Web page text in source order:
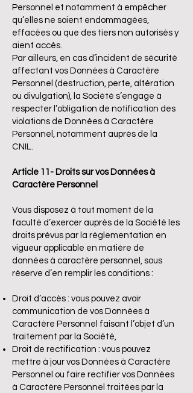
Personnel et notamment à empêcher
qu’elles ne soient endommagées,
effacées ou que des tiers non autorisés y
aient accès.
Par ailleurs, en cas d’incident de sécurité
affectant vos Données à Caractère
Personnel (destruction, perte, altération
ou divulgation), la Société s’engage à
respecter l’obligation de notification des
violations de Données à Caractère
Personnel, notamment auprès de la
CNIL.
Article 11- Droits sur vos Données à
Caractère Personnel
Vous disposez à tout moment de la
faculté d’exercer auprès de la Société les
droits prévus par la réglementation en
vigueur applicable en matière de
données à caractère personnel, sous
réserve d’en remplir les conditions :
Droit d’accès : vous pouvez avoir
communication de vos Données à
Caractère Personnel faisant l’objet d’un
traitement par la Société,
Droit de rectification : vous pouvez
mettre à jour vos Données à Caractère
Personnel ou faire rectifier vos Données
à Caractère Personnel traitées par la